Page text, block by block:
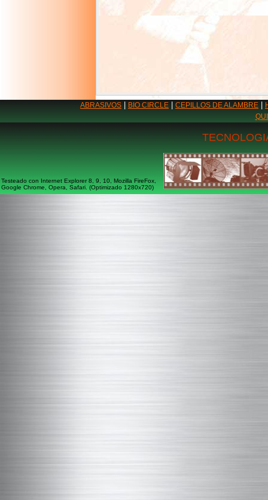
ABRASIVOS BIO CIRCLE CEPILLOS DE ALAMBRE
Testeado con Internet Explorer 8, 9, 10, Mozilla FireFox,
Google Chrome, Opera, Safari. (Optimizado 1280x720)